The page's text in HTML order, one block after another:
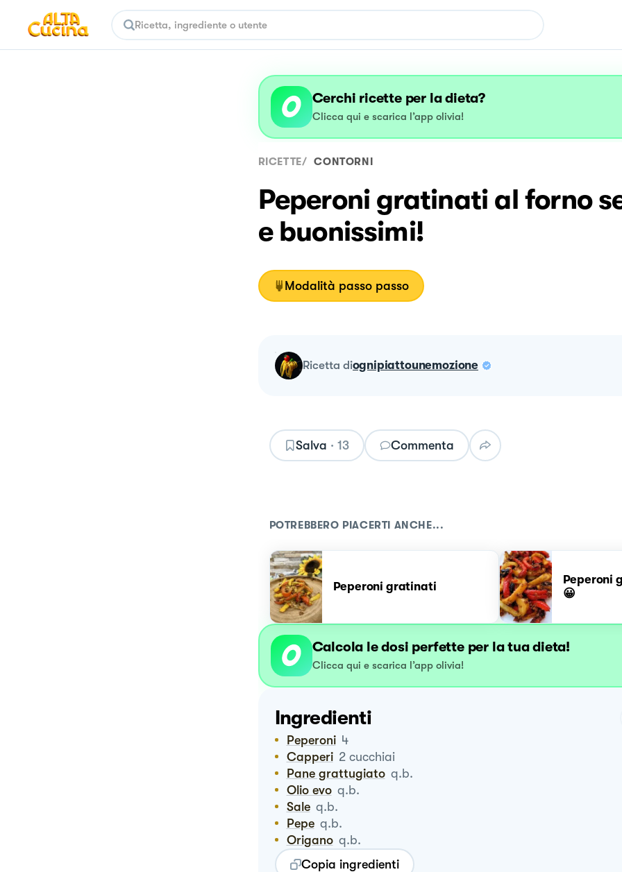
Cerchi ricette per la dieta?
Clicca qui e scarica l’app olivia!
RICETTE/ CONTORNI
Peperoni gratinati al forno
e buonissimi!
Modalità passo passo
ricetta diognipiattounemozione
Salva · 13 Commenta
POTREBBERO PIACERTI ANCHE...
Peperoni gratinati
Peperoni
😀
Calcola le dosi perfette per la tua dieta!
Clicca qui e scarica l’app olivia!
Ingredienti
Peperoni 4
Capperi 2 cucchiai
Pane grattugiato q.b.
Olio evo q.b.
Sale q.b.
Pepe q.b.
Origano q.b.
Copia ingredienti